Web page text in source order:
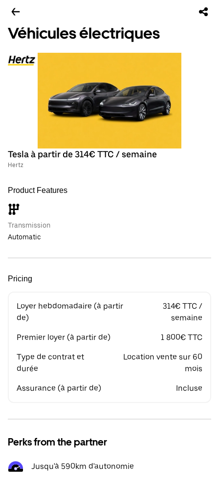
Véhicules électriques
Tesla à partir de 314€ TTC / semaine
Hertz
Product Features
Transmission
Automatic
Pricing
Loyer hebdomadaire (à partir
de)
314€ TTC /
semaine
Premier loyer (à partir de) 1 800€ TTC
Type de contrat et
durée
Location vente sur 60
mois
Assurance (à partir de) Incluse
Perks from the partner
Jusqu'à 590km d'autonomie